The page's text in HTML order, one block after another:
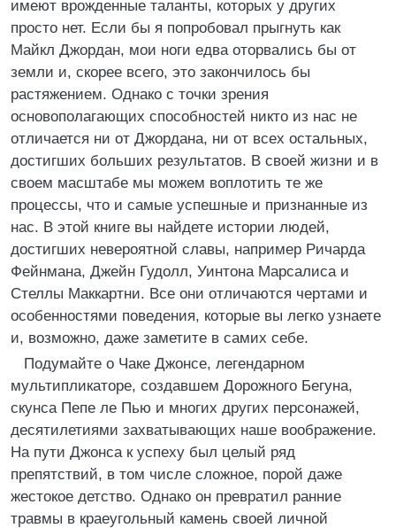
имеют врожденные таланты, которых у других
просто нет. Если бы я попробовал прыгнуть как
Майкл Джордан, мои ноги едва оторвались бы от
земли и, скорее всего, это закончилось бы
растяжением. Однако с точки зрения
основополагающих способностей никто из нас не
отличается ни от Джордана, ни от всех остальных,
достигших больших результатов. В своей жизни и в
своем масштабе мы можем воплотить те же
процессы, что и самые успешные и признанные из
нас. В этой книге вы найдете истории людей,
достигших невероятной славы, например Ричарда
Фейнмана, Джейн Гудолл, Уинтона Марсалиса и
Стеллы Маккартни. Все они отличаются чертами и
особенностями поведения, которые вы легко узнаете
и, возможно, даже заметите в самих себе.
Подумайте о Чаке Джонсе, легендарном
мультипликаторе, создавшем Дорожного Бегуна,
скунса Пепе ле Пью и многих других персонажей,
десятилетиями захватывающих наше воображение.
На пути Джонса к успеху был целый ряд
препятствий, в том числе сложное, порой даже
жестокое детство. Однако он превратил ранние
травмы в краеугольный камень своей личной